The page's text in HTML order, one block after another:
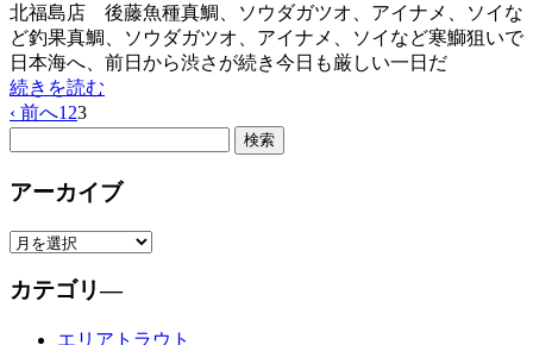
北福島店 後藤魚種真鯛、ソウダガツオ、アイナメ、ソイな
ど釣果真鯛、ソウダガツオ、アイナメ、ソイなど寒鰤狙いで
日本海へ、前日から渋さが続き今日も厳しい一日だ
続きを読む
‹ 前へ1 23
アーカイブ
カテゴリ―
エリアトラウト